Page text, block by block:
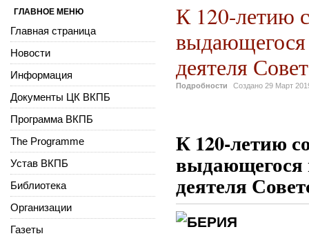
К 120-летию
выдающегося
деятеля
Подробности Создано 29 Март
К 120-летию
выдающегося
деятеля
ГЛАВНОЕ МЕНЮ
Главная страница
Новости
Информация
Документы ЦК ВКПБ
Программа ВКПБ
The Programme
Устав ВКПБ
Библиотека
Организации
Газеты